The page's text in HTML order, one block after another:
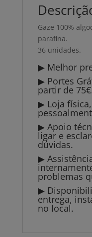
Gaze 100%
parafina.
36 unidades.
▶ Melhor
▶ Portes
partir de
▶ Loja
▶ Apoio
ligar e
dúvidas.
▶
problemas
▶
entrega,
no local.